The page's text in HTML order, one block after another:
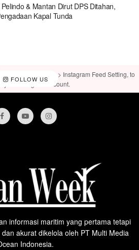
& Mantan Dirut DPS Ditahan,
Kapal Tunda
FOLLOW US
Social, Like & View > Instagram Feed Setting, to
your Instagram account.
informasi maritim yang pertama tetapi
akurat dikelola oleh PT Multi Media
Indonesia.